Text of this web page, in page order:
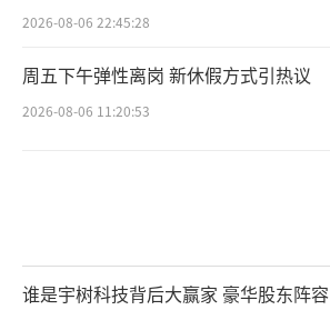
2026-08-06 22:45:28
周五下午弹性离岗 新休假方式引热议
2026-08-06 11:20:53
谁是宇树科技背后大赢家 豪华股东阵容